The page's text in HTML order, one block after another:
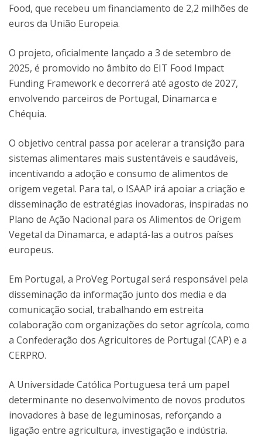
Food, que recebeu um financiamento de 2,2 milhões de
euros da União Europeia.
O projeto, oficialmente lançado a 3 de setembro de
2025, é promovido no âmbito do EIT Food Impact
Funding Framework e decorrerá até agosto de 2027,
envolvendo parceiros de Portugal, Dinamarca e
Chéquia.
O objetivo central passa por acelerar a transição para
sistemas alimentares mais sustentáveis e saudáveis,
incentivando a adoção e consumo de alimentos de
origem vegetal. Para tal, o ISAAP irá apoiar a criação e
disseminação de estratégias inovadoras, inspiradas no
Plano de Ação Nacional para os Alimentos de Origem
Vegetal da Dinamarca, e adaptá-las a outros países
europeus.
Em Portugal, a ProVeg Portugal será responsável pela
disseminação da informação junto dos media e da
comunicação social, trabalhando em estreita
colaboração com organizações do setor agrícola, como
a Confederação dos Agricultores de Portugal (CAP) e a
CERPRO.
A Universidade Católica Portuguesa terá um papel
determinante no desenvolvimento de novos produtos
inovadores à base de leguminosas, reforçando a
ligação entre agricultura, investigação e indústria.